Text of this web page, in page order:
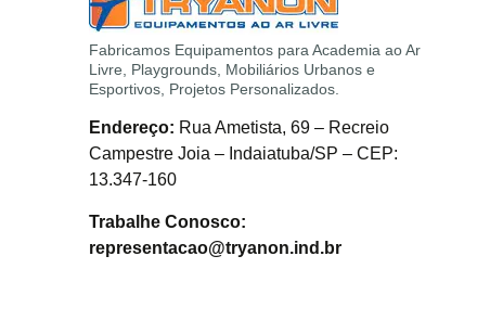
Fabricamos Equipamentos para Academia ao Ar
Livre, Playgrounds, Mobiliários Urbanos e
Esportivos, Projetos Personalizados.
Endereço: Rua Ametista, 69 – Recreio
Campestre Joia – Indaiatuba/SP – CEP:
13.347-160
Trabalhe Conosco:
representacao@tryanon.ind.br